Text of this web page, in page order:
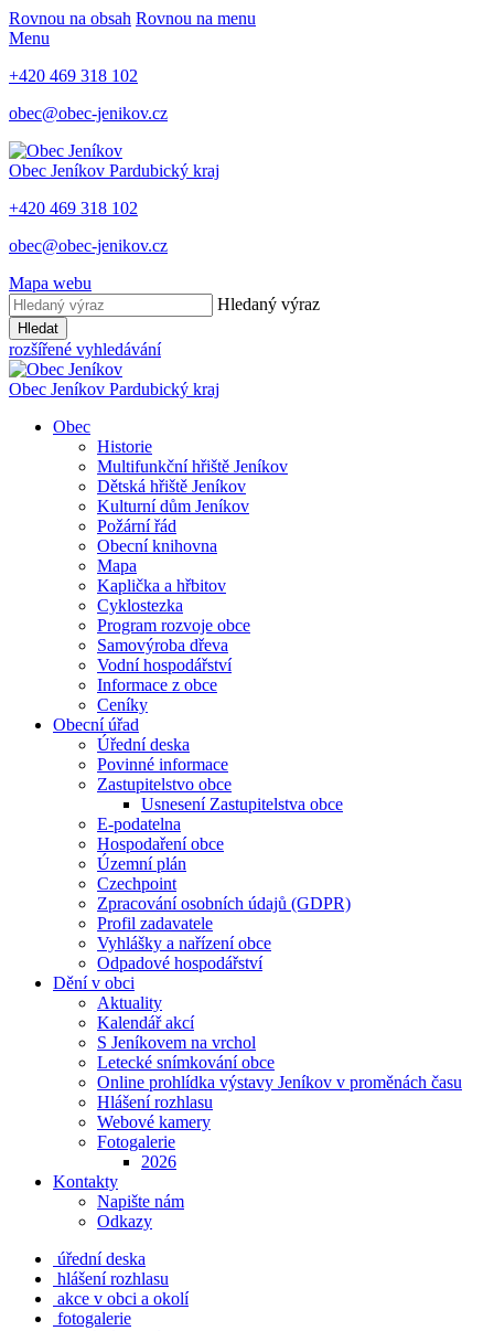
Rovnou na obsah Rovnou na menu
Menu
+420 469 318 102
obec@obec-jenikov.cz
Obec Jeníkov Pardubický kraj
+420 469 318 102
obec@obec-jenikov.cz
Mapa webu
Hledaný výraz
Hledat
rozšířené vyhledávání
Obec Jeníkov Pardubický kraj
Obec
Historie
Multifunkční hřiště Jeníkov
Dětská hřiště Jeníkov
Kulturní dům Jeníkov
Požární řád
Obecní knihovna
Mapa
Kaplička a hřbitov
Cyklostezka
Program rozvoje obce
Samovýroba dřeva
Vodní hospodářství
Informace z obce
Ceníky
Obecní úřad
Úřední deska
Povinné informace
Zastupitelstvo obce
Usnesení Zastupitelstva obce
E-podatelna
Hospodaření obce
Územní plán
Czechpoint
Zpracování osobních údajů (GDPR)
Profil zadavatele
Vyhlášky a nařízení obce
Odpadové hospodářství
Dění v obci
Aktuality
Kalendář akcí
S Jeníkovem na vrchol
Letecké snímkování obce
Online prohlídka výstavy Jeníkov v proměnách času
Hlášení rozhlasu
Webové kamery
Fotogalerie
2026
Kontakty
Napište nám
Odkazy
úřední deska
hlášení rozhlasu
akce v obci a okolí
fotogalerie